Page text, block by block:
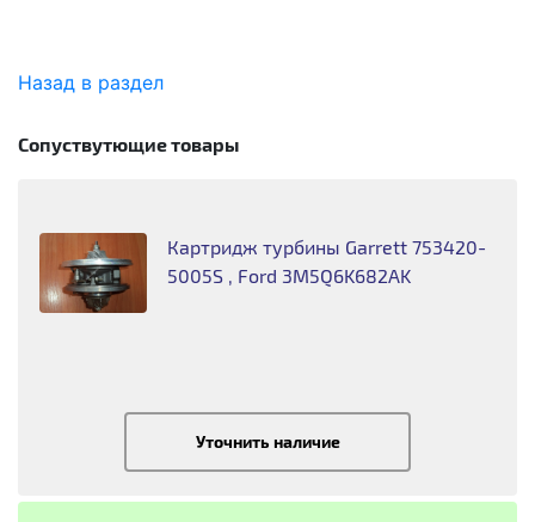
Назад в раздел
Сопуствутющие товары
Картридж турбины Garrett 753420-
5005S , Ford 3M5Q6K682AK
Уточнить наличие